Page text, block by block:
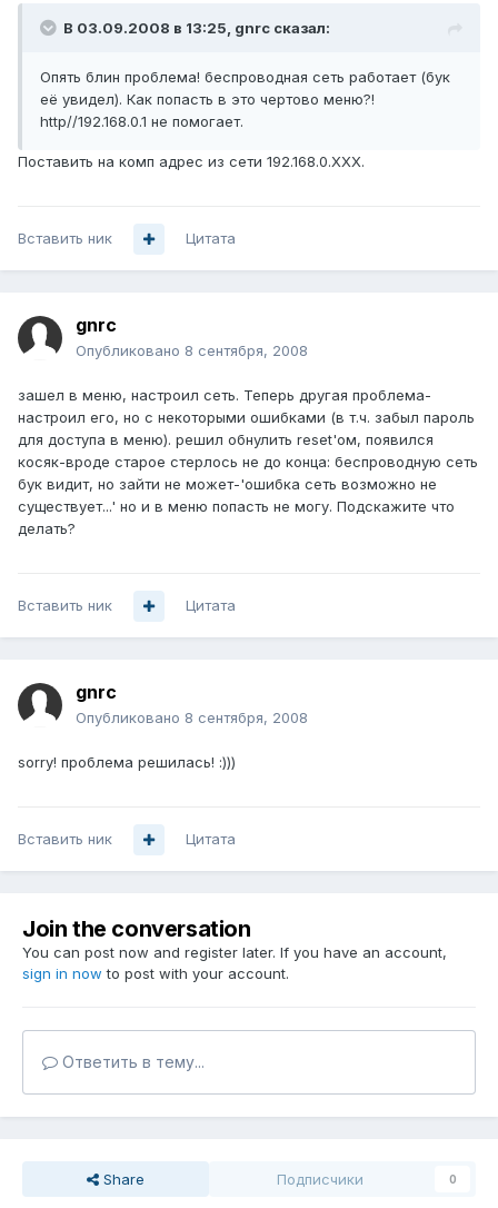
В 03.09.2008 в 13:25, gnrc сказал:
Опять блин проблема! беспроводная сеть работает (бук
её увидел). Как попасть в это чертово меню?!
http//192.168.0.1 не помогает.
Поставить на комп адрес из сети 192.168.0.ХХХ.
Вставить ник Цитата
gnrc
Опубликовано 8 сентября, 2008
зашел в меню, настроил сеть. Теперь другая проблема-
настроил его, но с некоторыми ошибками (в т.ч. забыл пароль
для доступа в меню). решил обнулить reset'ом, появился
косяк-вроде старое стерлось не до конца: беспроводную сеть
бук видит, но зайти не может-'ошибка сеть возможно не
существует...' но и в меню попасть не могу. Подскажите что
делать?
Вставить ник Цитата
gnrc
Опубликовано 8 сентября, 2008
sorry! проблема решилась! :)))
Вставить ник Цитата
Join the conversation
You can post now and register later. If you have an account,
sign in now to post with your account.
Ответить в тему...
Share Подписчики 0